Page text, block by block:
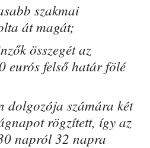
szakmai
át magát;
összegét az
eurós felső határ fölé
dolgozója számára két
rögzített, így az
napról 32 napra